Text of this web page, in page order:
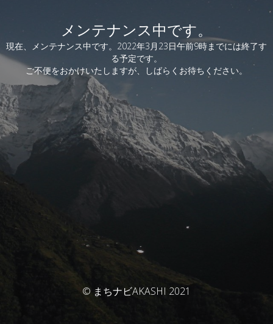
メンテナンス中です。
現在、メンテナンス中です。2022年3月23日午前9時までには終了す
る予定です。
ご不便をおかけいたしますが、しばらくお待ちください。
© まちナビAKASHI 2021